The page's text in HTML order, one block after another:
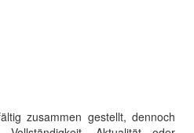
zusammen gestellt, dennoch